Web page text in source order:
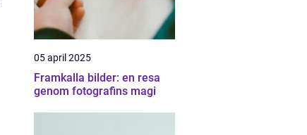
05 april 2025
Framkalla bilder: en resa
genom fotografins magi